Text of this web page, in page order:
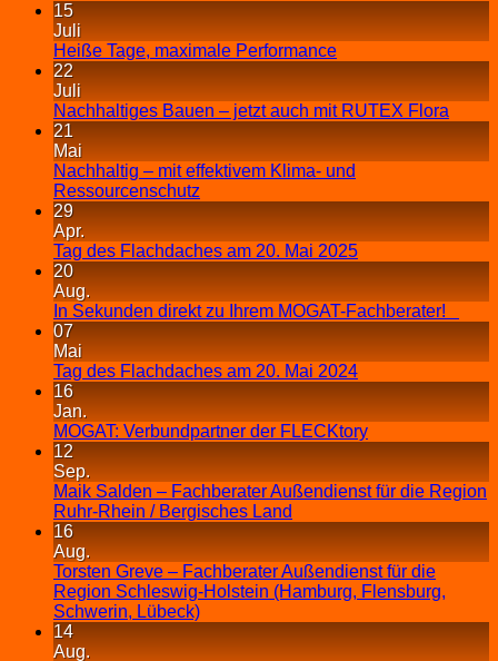
15
Juli
Heiße Tage, maximale Performance
22
Juli
Nachhaltiges Bauen – jetzt auch mit RUTEX Flora
21
Mai
Nachhaltig – mit effektivem Klima- und
Ressourcenschutz
29
Apr.
Tag des Flachdaches am 20. Mai 2025
20
Aug.
In Sekunden direkt zu Ihrem MOGAT-Fachberater!
07
Mai
Tag des Flachdaches am 20. Mai 2024
16
Jan.
MOGAT: Verbundpartner der FLECKtory
12
Sep.
Maik Salden – Fachberater Außendienst für die Region
Ruhr-Rhein / Bergisches Land
16
Aug.
Torsten Greve – Fachberater Außendienst für die
Region Schleswig-Holstein (Hamburg, Flensburg,
Schwerin, Lübeck)
14
Aug.